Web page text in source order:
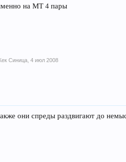
на МТ 4 пары
Синица 4 июл 2008
они спреды раздвигают до